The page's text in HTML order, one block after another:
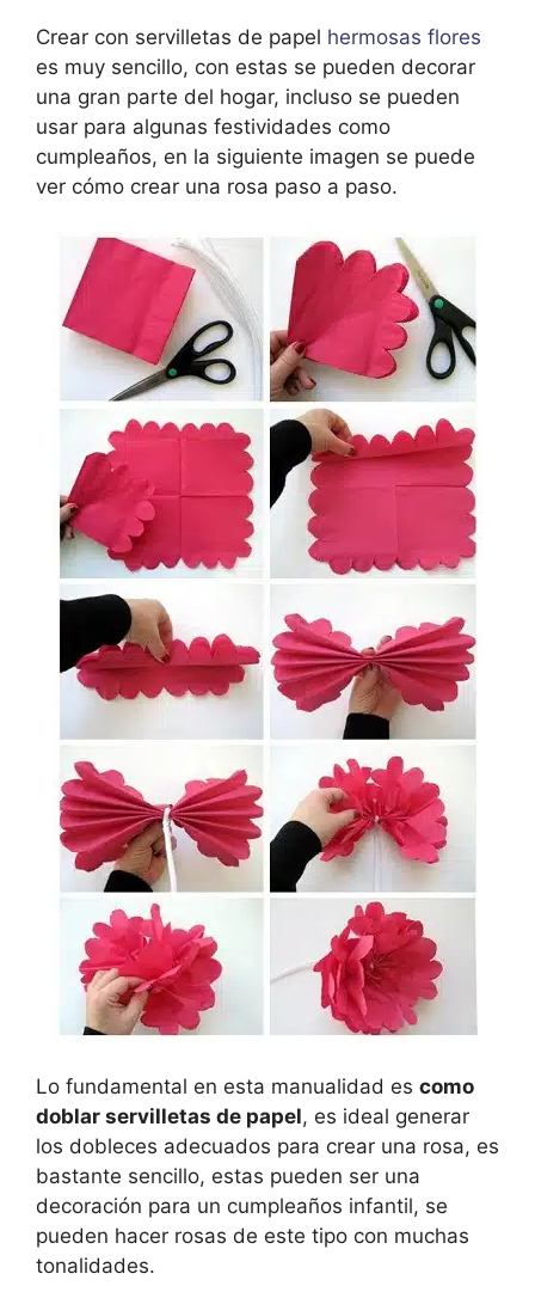
Crear con servilletas de papel hermosas flores
es muy sencillo, con estas se pueden decorar
una gran parte del hogar, incluso se pueden
usar para algunas festividades como
cumpleaños, en la siguiente imagen se puede
ver cómo crear una rosa paso a paso.
Lo fundamental en esta manualidad es como
doblar servilletas de papel, es ideal generar
los dobleces adecuados para crear una rosa, es
bastante sencillo, estas pueden ser una
decoración para un cumpleaños infantil, se
pueden hacer rosas de este tipo con muchas
tonalidades.